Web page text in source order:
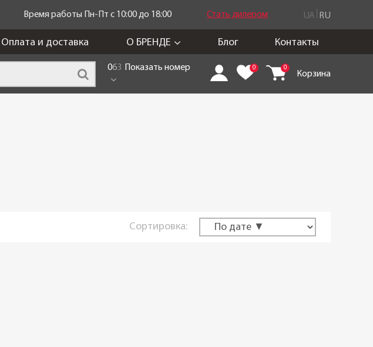
Время работы Пн-Пт c 10:00 до 18:00 Стать дилером UA RU
Оплата и доставка О БРЕНДЕ Блог Контакты
063 Показать номер 0 0
Корзина
Сортировка: